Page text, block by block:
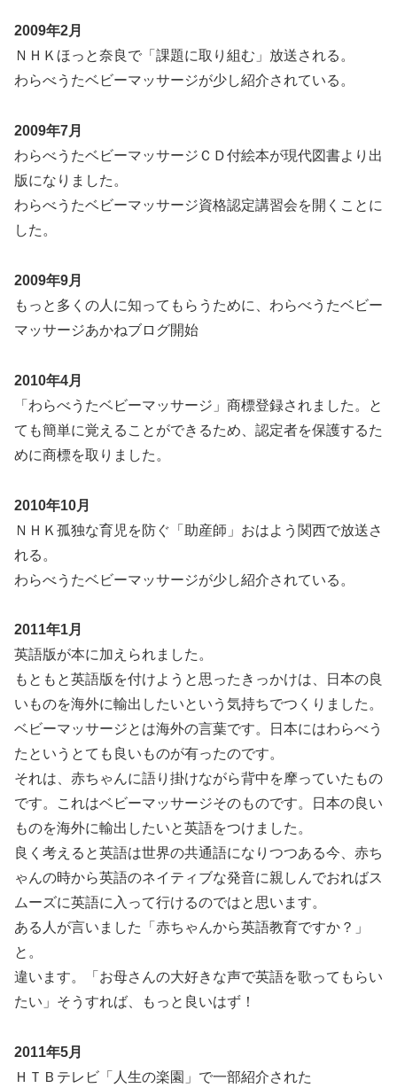
2009年2月
ＮＨＫほっと奈良で「課題に取り組む」放送される。
わらべうたベビーマッサージが少し紹介されている。
2009年7月
わらべうたベビーマッサージＣＤ付絵本が現代図書より出
版になりました。
わらべうたベビーマッサージ資格認定講習会を開くことに
した。
2009年9月
もっと多くの人に知ってもらうために、わらべうたベビー
マッサージあかねブログ開始
2010年4月
「わらべうたベビーマッサージ」商標登録されました。と
ても簡単に覚えることができるため、認定者を保護するた
めに商標を取りました。
2010年10月
ＮＨＫ孤独な育児を防ぐ「助産師」おはよう関西で放送さ
れる。
わらべうたベビーマッサージが少し紹介されている。
2011年1月
英語版が本に加えられました。
もともと英語版を付けようと思ったきっかけは、日本の良
いものを海外に輸出したいという気持ちでつくりました。
ベビーマッサージとは海外の言葉です。日本にはわらべう
たというとても良いものが有ったのです。
それは、赤ちゃんに語り掛けながら背中を摩っていたもの
です。これはベビーマッサージそのものです。日本の良い
ものを海外に輸出したいと英語をつけました。
良く考えると英語は世界の共通語になりつつある今、赤ち
ゃんの時から英語のネイティブな発音に親しんでおればス
ムーズに英語に入って行けるのではと思います。
ある人が言いました「赤ちゃんから英語教育ですか？」
と。
違います。「お母さんの大好きな声で英語を歌ってもらい
たい」そうすれば、もっと良いはず！
2011年5月
ＨＴＢテレビ「人生の楽園」で一部紹介された